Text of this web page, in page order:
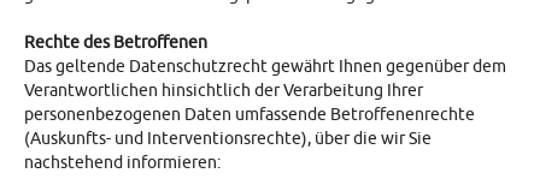
Rechte des Betroffenen
Das geltende Datenschutzrecht gewährt Ihnen gegenüber dem
Verantwortlichen hinsichtlich der Verarbeitung Ihrer
personenbezogenen Daten umfassende Betroffenenrechte
(Auskunfts- und Interventionsrechte), über die wir Sie
nachstehend informieren: